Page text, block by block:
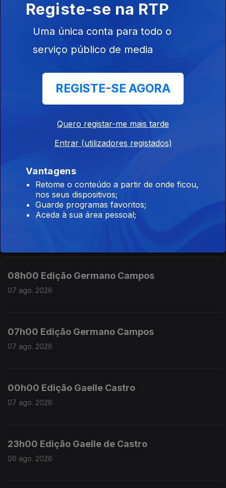
07 ago. 2026
12h00 Edição Susana Lemos
11h00 Edição Susana Lemos
09h00 Edição Germano Campos
08h00 Edição Germano Campos
07 ago. 2026
07h00 Edição Germano Campos
07 ago. 2026
00h00 Edição Gaelle Castro
07 ago. 2026
23h00 Edição Gaelle de Castro
06 ago. 2026
Registe-se na RTP
Uma única conta para todo o
serviço público de media
REGISTE-SE AGORA
Quero registar-me mais tarde
Entrar (utilizadores registados)
Vantagens
Retome o conteúdo a partir de onde ficou,
nos seus dispositivos;
Guarde programas favoritos;
Aceda à sua área pessoal;